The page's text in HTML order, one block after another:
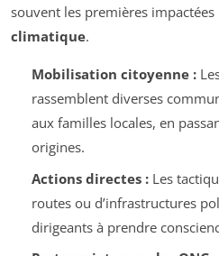
souvent les premières impactées
climatique.
Mobilisation citoyenne :
rassemblent diverses
aux familles locales, en
origines.
Actions directes :Les
routes ou d’infrastructures
dirigeants à prendre